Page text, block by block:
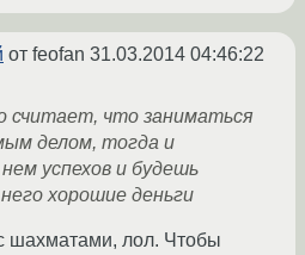
от feofan 31.03.2014 04:46:22
считает, что заниматься
делом, тогда и
успехов и будешь
хорошие деньги
шахматами, лол. Чтобы